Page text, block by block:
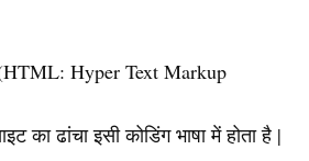
Hyper Text Markup
का ढांचा इसी कोडिंग भाषा में होता है |